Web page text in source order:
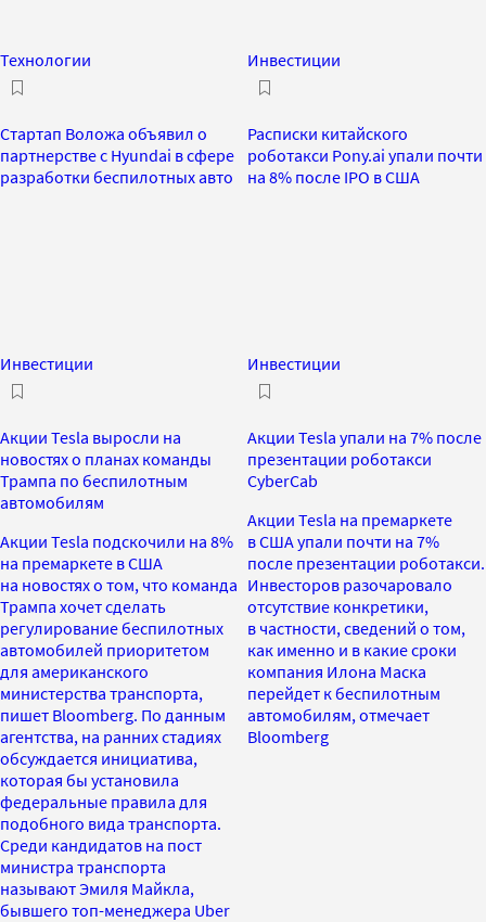
Технологии
Стартап Воложа объявил о
партнерстве с Hyundai в сфере
разработки беспилотных авто
Инвестиции
Расписки китайского
роботакси Pony.ai упали почти
на 8% после IPO в США
Инвестиции
Акции Tesla выросли на
новостях о планах команды
Трампа по беспилотным
автомобилям
Акции Tesla подскочили на 8%
на премаркете в США
на новостях о том, что команда
Трампа хочет сделать
регулирование беспилотных
автомобилей приоритетом
для американского
министерства транспорта,
пишет Bloomberg. По данным
агентства, на ранних стадиях
обсуждается инициатива,
которая бы установила
федеральные правила для
подобного вида транспорта.
Среди кандидатов на пост
министра транспорта
называют Эмиля Майкла,
бывшего топ-менеджера Uber
Инвестиции
Акции Tesla упали на 7% после
презентации роботакси
CyberCab
Акции Tesla на премаркете
в США упали почти на 7%
после презентации роботакси.
Инвесторов разочаровало
отсутствие конкретики,
в частности, сведений о том,
как именно и в какие сроки
компания Илона Маска
перейдет к беспилотным
автомобилям, отмечает
Bloomberg